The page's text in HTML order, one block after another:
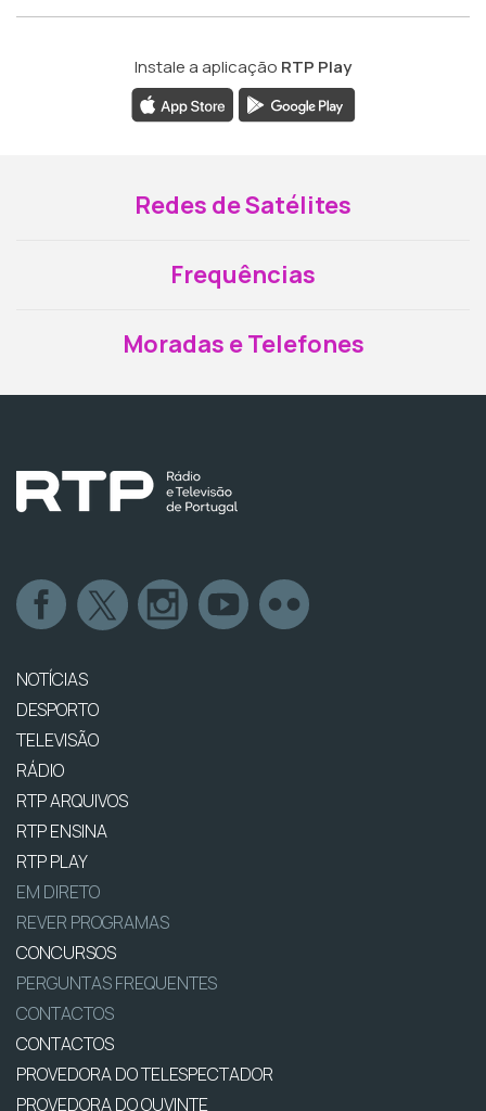
Instale a aplicação RTP Play
Redes de Satélites
Frequências
Moradas e Telefones
NOTÍCIAS
DESPORTO
TELEVISÃO
RÁDIO
RTP ARQUIVOS
RTP ENSINA
RTP PLAY
EM DIRETO
REVER PROGRAMAS
CONCURSOS
PERGUNTAS FREQUENTES
CONTACTOS
CONTACTOS
PROVEDORA DO TELESPECTADOR
PROVEDORA DO OUVINTE